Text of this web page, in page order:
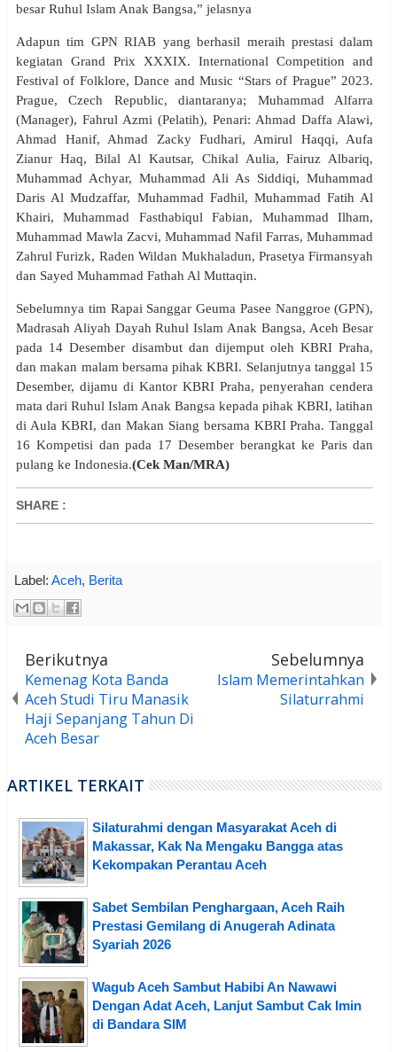
besar Ruhul Islam Anak Bangsa,” jelasnya
Adapun tim GPN RIAB yang berhasil meraih prestasi dalam
kegiatan Grand Prix XXXIX. International Competition and
Festival of Folklore, Dance and Music “Stars of Prague” 2023.
Prague, Czech Republic, diantaranya; Muhammad Alfarra
(Manager), Fahrul Azmi (Pelatih), Penari: Ahmad Daffa Alawi,
Ahmad Hanif, Ahmad Zacky Fudhari, Amirul Haqqi, Aufa
Zianur Haq, Bilal Al Kautsar, Chikal Aulia, Fairuz Albariq,
Muhammad Achyar, Muhammad Ali As Siddiqi, Muhammad
Daris Al Mudzaffar, Muhammad Fadhil, Muhammad Fatih Al
Khairi, Muhammad Fasthabiqul Fabian, Muhammad Ilham,
Muhammad Mawla Zacvi, Muhammad Nafil Farras, Muhammad
Zahrul Furizk, Raden Wildan Mukhaladun, Prasetya Firmansyah
dan Sayed Muhammad Fathah Al Muttaqin.
Sebelumnya tim Rapai Sanggar Geuma Pasee Nanggroe (GPN),
Madrasah Aliyah Dayah Ruhul Islam Anak Bangsa, Aceh Besar
pada 14 Desember disambut dan dijemput oleh KBRI Praha,
dan makan malam bersama pihak KBRI. Selanjutnya tanggal 15
Desember, dijamu di Kantor KBRI Praha, penyerahan cendera
mata dari Ruhul Islam Anak Bangsa kepada pihak KBRI, latihan
di Aula KBRI, dan Makan Siang bersama KBRI Praha. Tanggal
16 Kompetisi dan pada 17 Desember berangkat ke Paris dan
pulang ke Indonesia.(Cek Man/MRA)
SHARE :
Label: Aceh, Berita
Berikutnya
Kemenag Kota Banda
Aceh Studi Tiru Manasik
Haji Sepanjang Tahun Di
Aceh Besar
Sebelumnya
Islam Memerintahkan
Silaturrahmi
ARTIKEL TERKAIT
Silaturahmi dengan Masyarakat Aceh di
Makassar, Kak Na Mengaku Bangga atas
Kekompakan Perantau Aceh
Sabet Sembilan Penghargaan, Aceh Raih
Prestasi Gemilang di Anugerah Adinata
Syariah 2026
Wagub Aceh Sambut Habibi An Nawawi
Dengan Adat Aceh, Lanjut Sambut Cak Imin
di Bandara SIM